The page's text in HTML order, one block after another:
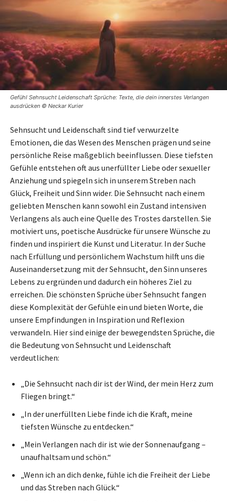
Gefühl Sehnsucht Leidenschaft Sprüche: Texte, die dein innerstes Verlangen
ausdrücken © Neckar Kurier
Sehnsucht und Leidenschaft sind tief verwurzelte
Emotionen, die das Wesen des Menschen prägen und seine
persönliche Reise maßgeblich beeinflussen. Diese tiefsten
Gefühle entstehen oft aus unerfüllter Liebe oder sexueller
Anziehung und spiegeln sich in unserem Streben nach
Glück, Freiheit und Sinn wider. Die Sehnsucht nach einem
geliebten Menschen kann sowohl ein Zustand intensiven
Verlangens als auch eine Quelle des Trostes darstellen. Sie
motiviert uns, poetische Ausdrücke für unsere Wünsche zu
finden und inspiriert die Kunst und Literatur. In der Suche
nach Erfüllung und persönlichem Wachstum hilft uns die
Auseinandersetzung mit der Sehnsucht, den Sinn unseres
Lebens zu ergründen und dadurch ein höheres Ziel zu
erreichen. Die schönsten Sprüche über Sehnsucht fangen
diese Komplexität der Gefühle ein und bieten Worte, die
unsere Empfindungen in Inspiration und Reflexion
verwandeln. Hier sind einige der bewegendsten Sprüche, die
die Bedeutung von Sehnsucht und Leidenschaft
verdeutlichen:
„Die Sehnsucht nach dir ist der Wind, der mein Herz zum
Fliegen bringt.“
„In der unerfüllten Liebe finde ich die Kraft, meine
tiefsten Wünsche zu entdecken.“
„Mein Verlangen nach dir ist wie der Sonnenaufgang –
unaufhaltsam und schön.“
„Wenn ich an dich denke, fühle ich die Freiheit der Liebe
und das Streben nach Glück.“